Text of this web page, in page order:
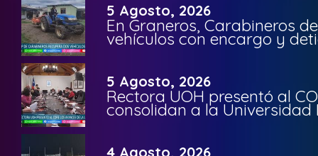
5 Agosto, 2026
En Graneros, Carabineros
vehículos con encargo y
5 Agosto, 2026
Rectora UOH presentó al
consolidan a la Universidad
4 Agosto, 2026